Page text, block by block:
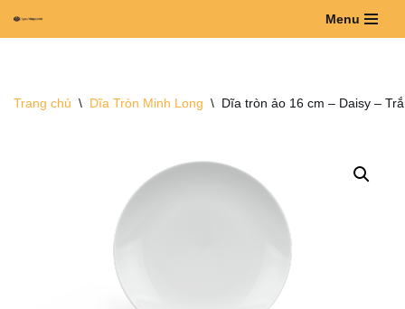
dung
Menu
Trang chủ \ Dĩa Tròn Minh Long \ Dĩa tròn ảo 16 cm – Daisy –